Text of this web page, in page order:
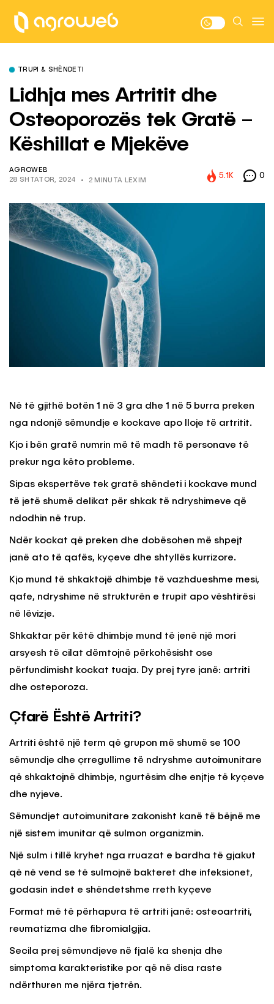
TRUPI & SHËNDETI
Lidhja mes Artritit dhe
Osteoporozës tek Gratë –
Këshillat e Mjekëve
AGROWEB
28 SHTATOR, 2024
2 MINUTA LEXIM
5.1K 0
Në të gjithë botën 1 në 3 gra dhe 1 në 5 burra preken
nga ndonjë sëmundje e kockave apo lloje të artritit.
Kjo i bën gratë numrin më të madh të personave të
prekur nga këto probleme.
Sipas ekspertëve tek gratë shëndeti i kockave mund
të jetë shumë delikat për shkak të ndryshimeve që
ndodhin në trup.
Ndër kockat që preken dhe dobësohen më shpejt
janë ato të qafës, kyçeve dhe shtyllës kurrizore.
Kjo mund të shkaktojë dhimbje të vazhdueshme mesi,
qafe, ndryshime në strukturën e trupit apo vështirësi
në lëvizje.
Shkaktar për këtë dhimbje mund të jenë një mori
arsyesh të cilat dëmtojnë përkohësisht ose
përfundimisht kockat tuaja. Dy prej tyre janë: artriti
dhe osteporoza.
Çfarë Është Artriti?
Artriti është një term që grupon më shumë se 100
sëmundje dhe çrregullime të ndryshme autoimunitare
që shkaktojnë dhimbje, ngurtësim dhe enjtje të kyçeve
dhe nyjeve.
Sëmundjet autoimunitare zakonisht kanë të bëjnë me
një sistem imunitar që sulmon organizmin.
Një sulm i tillë kryhet nga rruazat e bardha të gjakut
që në vend se të sulmojnë bakteret dhe infeksionet,
godasin indet e shëndetshme rreth kyçeve
Format më të përhapura të artriti janë: osteoartriti,
reumatizma dhe fibromialgjia.
Secila prej sëmundjeve në fjalë ka shenja dhe
simptoma karakteristike por që në disa raste
ndërthuren me njëra tjetrën.